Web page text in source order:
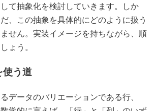
て抽象化を検討していきます。しか
、この抽象を具体的にどのように扱う
せん。実装イメージを持ちながら、順
ょう。
使う道
データのバリエーションである行、